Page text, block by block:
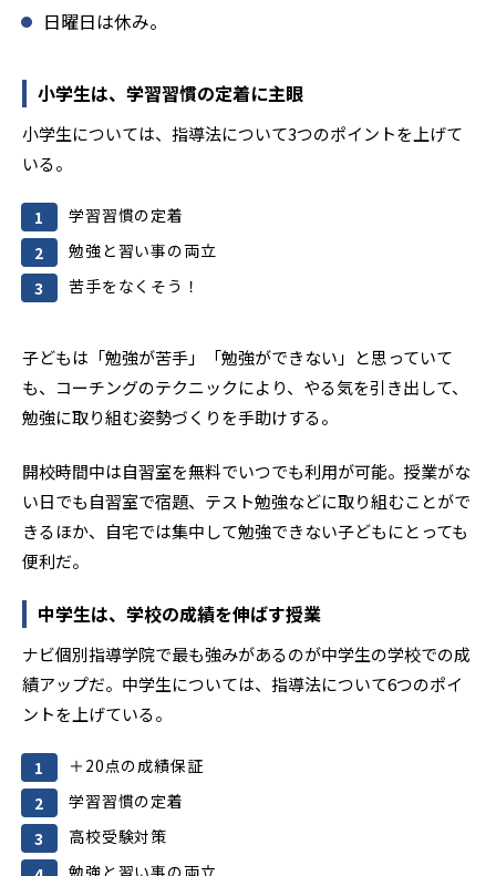
日曜日は休み。
小学生は、学習習慣の定着に主眼
小学生については、指導法について3つのポイントを上げて
いる。
学習習慣の定着
勉強と習い事の両立
苦手をなくそう！
子どもは「勉強が苦手」「勉強ができない」と思っていて
も、コーチングのテクニックにより、やる気を引き出して、
勉強に取り組む姿勢づくりを手助けする。
開校時間中は自習室を無料でいつでも利用が可能。授業がな
い日でも自習室で宿題、テスト勉強などに取り組むことがで
きるほか、自宅では集中して勉強できない子どもにとっても
便利だ。
中学生は、学校の成績を伸ばす授業
ナビ個別指導学院で最も強みがあるのが中学生の学校での成
績アップだ。中学生については、指導法について6つのポイ
ントを上げている。
＋20点の成績保証
学習習慣の定着
高校受験対策
勉強と習い事の両立